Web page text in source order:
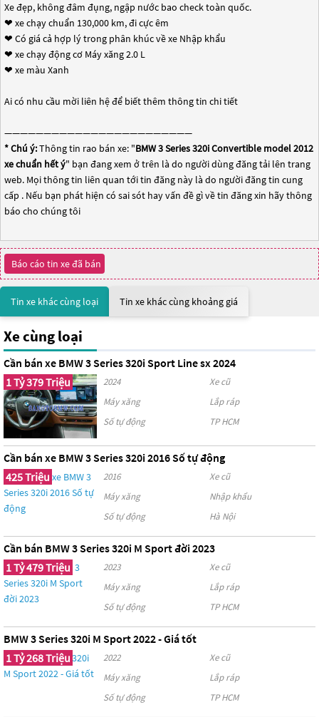
Xe đẹp, không đâm đụng, ngập nước bao check toàn quốc.
❤ xe chạy chuẩn 130,000 km, đi cực êm
❤ Có giá cả hợp lý trong phân khúc về xe Nhập khẩu
❤ xe chạy động cơ Máy xăng 2.0 L
❤ xe màu Xanh
Ai có nhu cầu mời liên hệ để biết thêm thông tin chi tiết
————————————————————————
* Chú ý:Thông tin rao bán xe: "BMW 3 Series 320i Convertible model 2012
xe chuẩn hết ý" bạn đang xem ở trên là do người dùng đăng tải lên trang
web. Mọi thông tin liên quan tới tin đăng này là do người đăng tin cung
cấp . Nếu bạn phát hiện có sai sót hay vấn đề gì về tin đăng xin hãy thông
báo cho chúng tôi
Báo cáo tin xe đã bán
Tin xe khác cùng loại Tin xe khác cùng khoảng giá
Xe cùng loại
Cần bán xe BMW 3 Series 320i Sport Line sx 2024
1 Tỷ 379 Triệu
2024
Xe cũ
Máy xăng
Lắp ráp
Số tự động
TP HCM
Cần bán xe BMW 3 Series 320i 2016 Số tự động
425 Triệu
2016
Xe cũ
Máy xăng
Nhập khẩu
Số tự động
Hà Nội
Cần bán BMW 3 Series 320i M Sport đời 2023
1 Tỷ 479 Triệu
2023
Xe cũ
Máy xăng
Lắp ráp
Số tự động
TP HCM
BMW 3 Series 320i M Sport 2022 - Giá tốt
1 Tỷ 268 Triệu
2022
Xe cũ
Máy xăng
Lắp ráp
Số tự động
TP HCM